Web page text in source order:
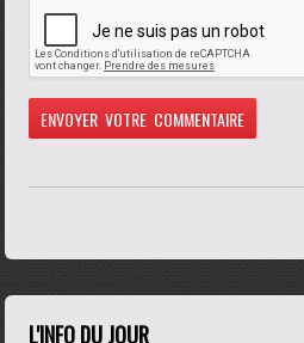
L'INFO DU JOUR